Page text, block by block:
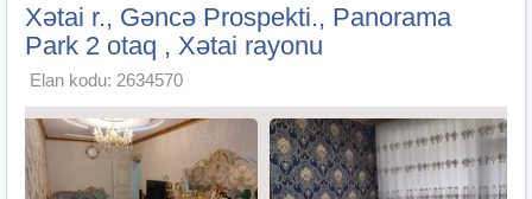
Xətai r., Gəncə Prospekti., Panorama
Park 2 otaq , Xətai rayonu
Elan kodu: 2634570